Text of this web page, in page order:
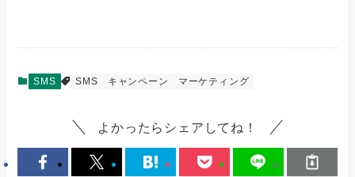
SMS SMS キャンペーン マーケティング
よかったらシェアしてね！